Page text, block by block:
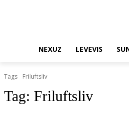
NEXUZ LEVEVIS
Tags Friluftsliv
Tag: Friluftsliv